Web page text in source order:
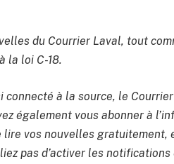
du Courrier Laval, tout
la loi C-18.
à la source, le
également vous abonner à
vos nouvelles gratuitement,
pas d’activer les